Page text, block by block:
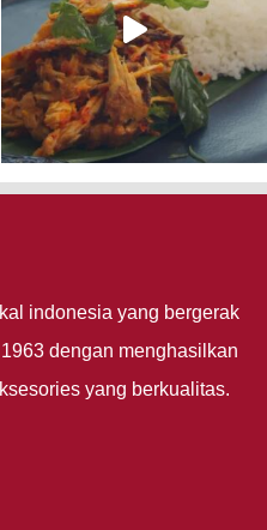
indonesia yang bergerak
dengan menghasilkan
yang berkualitas.